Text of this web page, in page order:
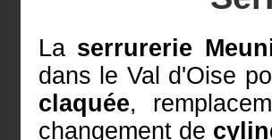
La serrurerie
dans le Val d'Oise
claquée,
changement de